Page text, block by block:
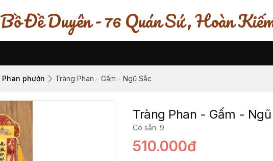
Bồ Đề Duyên - 76 Quán Sứ , Hoàn
Phan phướn Tràng Phan - Gấm - Ngũ Sắc
Tràng Phan - Gấm -
Có sẵn: 9
510.000đ